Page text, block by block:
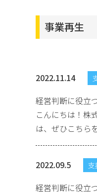
事業再生
2022.11.14
経営判断に役立
こんにちは！株
は、ぜひこちら
2022.09.5 支
経営判断に役立